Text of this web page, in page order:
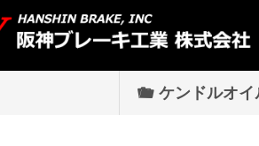
ケンドルオイ